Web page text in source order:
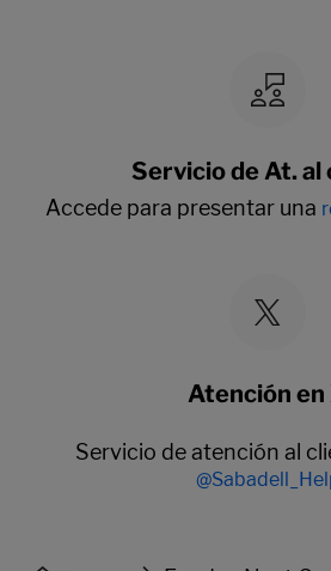
Servicio de At. al
Accede para presentar una
Atención en
Servicio de atención al